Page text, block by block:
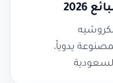
يدوياً،